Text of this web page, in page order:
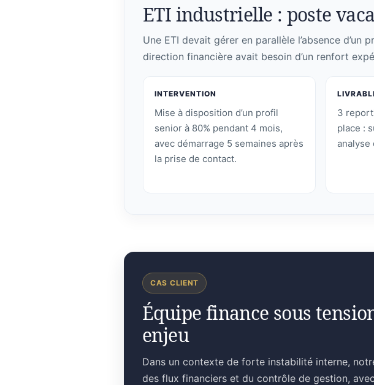
ETI industrielle : poste
Une ETI devait gérer en parallèle l’absence
direction financière avait besoin d’un renfort
INTERVENTION
Mise à disposition d’un profil
senior à 80% pendant 4 mois,
avec démarrage 5 semaines après
la prise de contact.
3
place :
analyse
CAS CLIENT
Équipe finance sous
enjeu
Dans un contexte de forte instabilité interne,
des flux financiers et du contrôle de gestion,